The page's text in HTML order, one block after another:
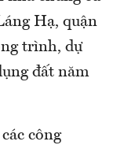
Hạ, quận
trình, dự
đất năm
công